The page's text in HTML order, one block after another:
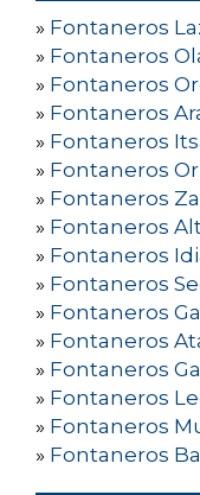
» Fontaneros
» Fontaneros
» Fontaneros
» Fontaneros
» Fontaneros
» Fontaneros
» Fontaneros
» Fontaneros
» Fontaneros
» Fontaneros
» Fontaneros
» Fontaneros
» Fontaneros
» Fontaneros
» Fontaneros
» Fontaneros